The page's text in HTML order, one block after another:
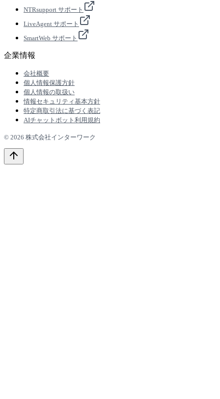
NTRsupport サポート
LiveAgent サポート
SmartWeb サポート
企業情報
会社概要
個人情報保護方針
個人情報の取扱い
情報セキュリティ基本方針
特定商取引法に基づく表記
AIチャットボット利用規約
© 2026 株式会社インターワーク